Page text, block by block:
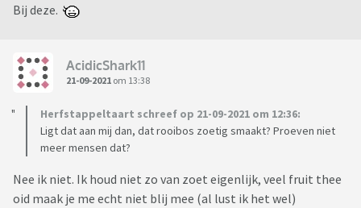
Bij deze.
AcidicShark11
21-09-2021 om 13:38
Herfstappeltaart schreef op 21-09-2021 om 12:36:
Ligt dat aan mij dan, dat rooibos zoetig smaakt? Proeven niet
meer mensen dat?
Nee ik niet. Ik houd niet zo van zoet eigenlijk, veel fruit thee
oid maak je me echt niet blij mee (al lust ik het wel)